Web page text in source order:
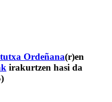
Ordeñana(r)en
irakurtzen hasi da